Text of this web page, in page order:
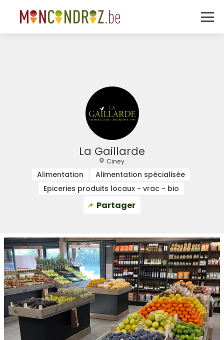
La Gaillarde
Ciney
Alimentation
Alimentation spécialisée
Epiceries produits locaux - vrac - bio
Partager